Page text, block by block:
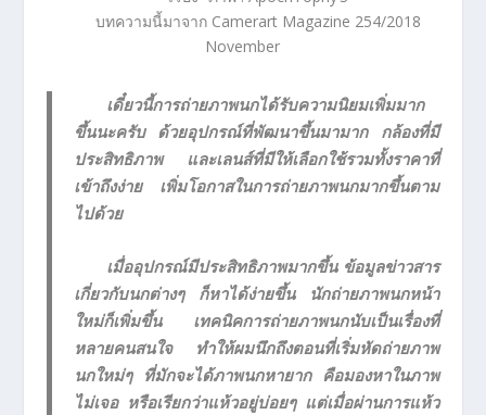
บทความนี้มาจาก Camerart Magazine 254/2018
November
เดี๋ยวนี้การถ่ายภาพนกได้รับความนิยมเพิ่มมาก
ขึ้นนะครับ ด้วยอุปกรณ์ที่พัฒนาขึ้นมามาก กล้องที่มี
ประสิทธิภาพ และเลนส์ที่มีให้เลือกใช้รวมทั้งราคาที่
เข้าถึงง่าย เพิ่มโอกาสในการถ่ายภาพนกมากขึ้นตาม
ไปด้วย
เมื่ออุปกรณ์มีประสิทธิภาพมากขึ้น ข้อมูลข่าวสาร
เกี่ยวกับนกต่างๆ ก็หาได้ง่ายขึ้น นักถ่ายภาพนกหน้า
ใหม่ก็เพิ่มขึ้น เทคนิคการถ่ายภาพนกนับเป็นเรื่องที่
หลายคนสนใจ ทำให้ผมนึกถึงตอนที่เริ่มหัดถ่ายภาพ
นกใหม่ๆ ที่มักจะได้ภาพนกหายาก คือมองหาในภาพ
ไม่เจอ หรือเรียกว่าแห้วอยู่บ่อยๆ แต่เมื่อผ่านการแห้ว